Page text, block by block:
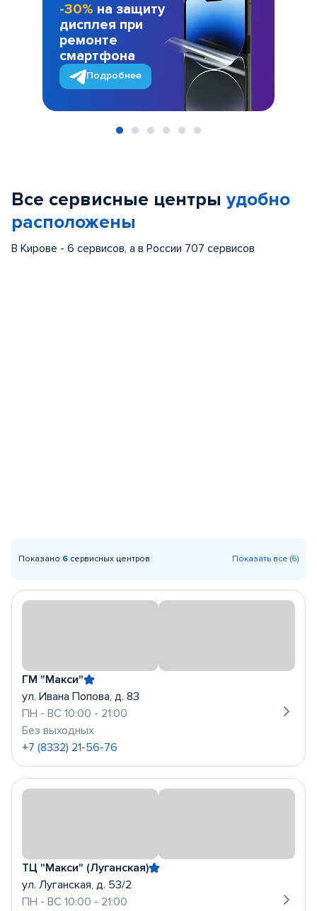
-30% на защиту
дисплея при
ремонте
смартфона
Подробнее
Все сервисные центры удобно
расположены
В Кирове - 6 сервисов, а в России 707 сервисов
Показано 6 сервисных центров Показать все (6)
ГМ "Макси"
ул. Ивана Попова, д. 83
ПН - ВС 10:00 - 21:00
Без выходных
+7 (8332) 21-56-76
ТЦ "Макси" (Луганская)
ул. Луганская, д. 53/2
ПН - ВС 10:00 - 21:00